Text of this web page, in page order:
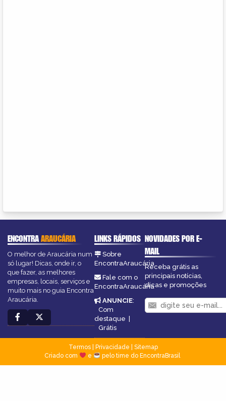
ENCONTRAARAUCÁRIA
O melhor de Araucária num
só lugar! Dicas, onde ir, o
que fazer, as melhores
empresas, locais, serviços e
muito mais no guia Encontra
Araucária.
LINKS RÁPIDOS
Sobre
EncontraAraucária
Fale com o
EncontraAraucária
ANUNCIE:
Com
destaque
Grátis
NOVIDADES POR E-
MAIL
Receba grátis as
principais notícias,
dicas e promoções
Termos| Privacidade
Sitemap
Criado com
e pelo time do EncontraBrasil